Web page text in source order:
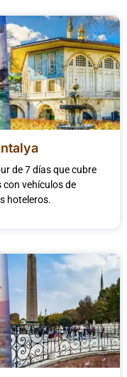
de 7 días que cubre
con vehículos de
hoteleros.